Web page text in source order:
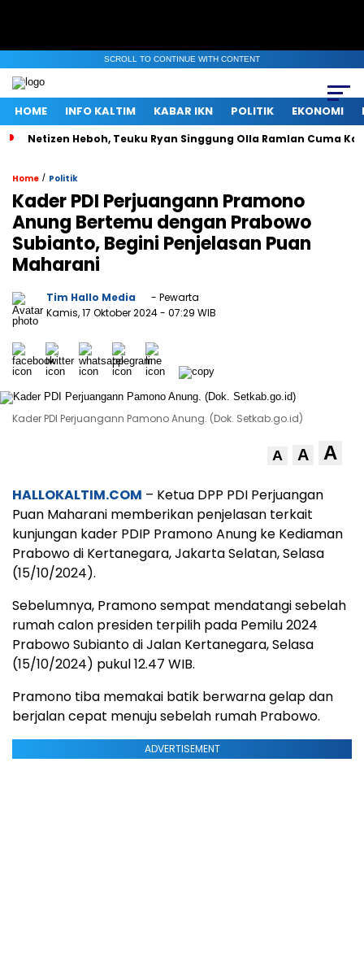
SCROLL TO CONTINUE WITH CONTENT
HOME INFO KALTIM KABAR IKN POLITIK EKONOMI
Netizen Heboh, Teuku Ryan Singgung Olla Ramlan Cuma
Home / Politik
Kader PDI Perjuangann Pramono
Anung Bertemu dengan Prabowo
Subianto, Begini Penjelasan Puan
Maharani
Tim Hallo Media
- Pewarta
Kamis, 17 Oktober 2024- 07:29 WIB
Kader PDI Perjuangann Pamono Anung. (Dok. Setkab.go.id)
A A A
HALLOKALTIM.COM – Ketua DPP PDI Perjuangan
Puan Maharani memberikan penjelasan terkait
kunjungan kader PDIP Pramono Anung ke Kediaman
Prabowo di Kertanegara, Jakarta Selatan, Selasa
(15/10/2024).
Sebelumnya, Pramono sempat mendatangi sebelah
rumah calon presiden terpilih pada Pemilu 2024
Prabowo Subianto di Jalan Kertanegara, Selasa
(15/10/2024) pukul 12.47 WIB.
Pramono tiba memakai batik berwarna gelap dan
berjalan cepat menuju sebelah rumah Prabowo.
ADVERTISEMENT